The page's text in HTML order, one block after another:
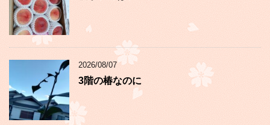
2026/08/07
3階の椿なのに